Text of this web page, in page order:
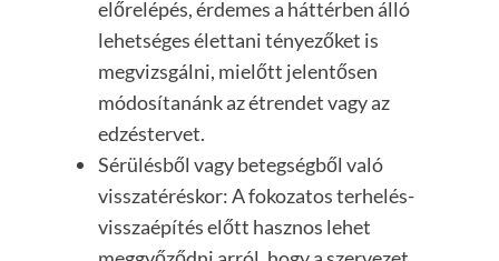
előrelépés, érdemes a háttérben álló
lehetséges élettani tényezőket is
megvizsgálni, mielőtt jelentősen
módosítanánk az étrendet vagy az
edzéstervet.
Sérülésből vagy betegségből való
visszatéréskor: A fokozatos terhelés-
visszaépítés előtt hasznos lehet